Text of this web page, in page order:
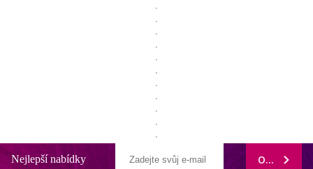
Nejlepší nabídky ODEBÍRAT